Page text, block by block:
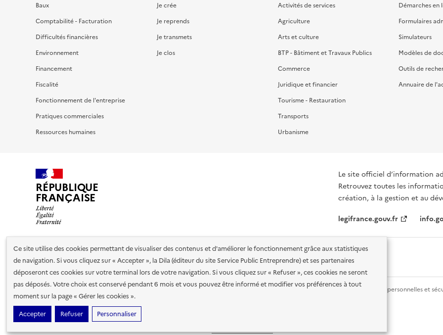
Ce site utilise des cookies permettant de visualiser des contenus et d'améliorer le fonctionnement grâce aux statistiques
de navigation. Si vous cliquez sur « Accepter », la Dila (éditeur du site Service Public Entreprendre) et ses partenaires
déposeront ces cookies sur votre terminal lors de votre navigation. Si vous cliquez sur « Refuser », ces cookies ne seront
pas déposés. Votre choix est conservé pendant 6 mois et vous pouvez être informé et modifier vos préférences à tout
moment sur la page « Gérer les cookies ».
Accepter
Refuser Personnaliser
Baux
Comptabilité - Facturation
Difficultés financières
Environnement
Financement
Fiscalité
Fonctionnement de l'entreprise
Pratiques commerciales
Ressources humaines
Je crée
Je reprends
Je transmets
Je clos
Activités de services
Agriculture
Arts et culture
BTP - Bâtiment et Travaux Publics
Commerce
Juridique et financier
Tourisme - Restauration
Transports
Urbanisme
Démarches en
Formulaires
Simulateurs
Modèles de
Outils de
Annuaire de
RÉPUBLIQUE
FRANÇAISE
Le site officiel d’information
Retrouvez toutes les
création, à la gestion et au
legifrance.gouv.fr
Nos partenaires
Plan du site Accessibilité : totalement conforme Accessibilité des services en ligne Mentions légales Données personnelles et
cookies
Paramètres d'affichage